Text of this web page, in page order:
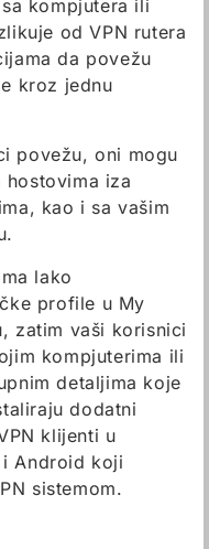
kompjutera ili
od VPN rutera
da povežu
kroz jednu
povežu, oni mogu
hostovima iza
kao i sa vašim
lako
profile u My
zatim vaši korisnici
kompjuterima ili
detaljima koje
dodatni
klijenti u
i Android koji
sistemom.